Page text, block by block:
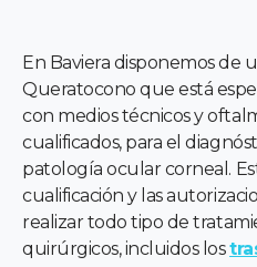
En Baviera disponemos de
Queratocono que está
con medios técnicos y
cualificados, para el
patología ocular corneal.
cualificación y las
realizar todo tipo de
quirúrgicos, incluidos los